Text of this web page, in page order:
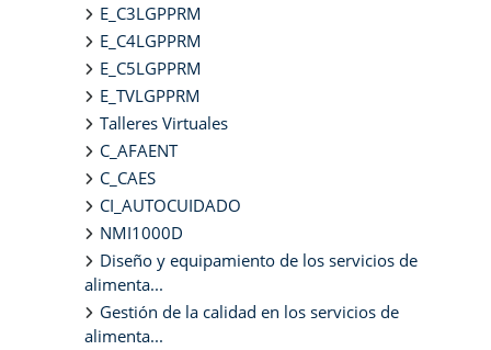
E_C3LGPPRM
E_C4LGPPRM
E_C5LGPPRM
E_TVLGPPRM
Talleres Virtuales
C_AFAENT
C_CAES
CI_AUTOCUIDADO
NMI1000D
Diseño y equipamiento de los servicios de
alimenta...
Gestión de la calidad en los servicios de
alimenta...